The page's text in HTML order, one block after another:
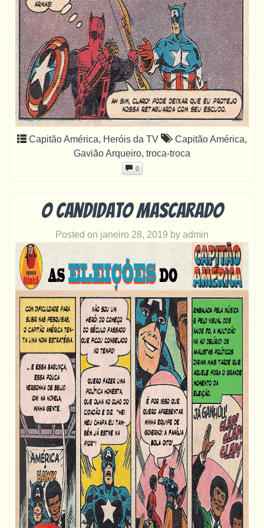
Capitão América, Heróis da TV Capitão América,
Gavião Arqueiro, troca-troca
0
O candidato mascarado
Posted on janeiro 28, 2019 by admin